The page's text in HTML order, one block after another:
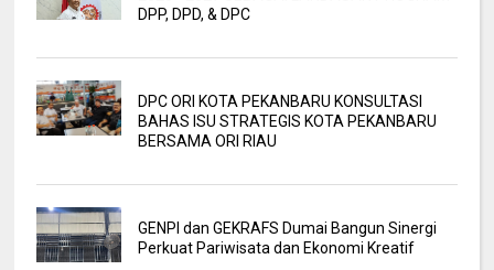
DPP, DPD, & DPC
DPC ORI KOTA PEKANBARU KONSULTASI
BAHAS ISU STRATEGIS KOTA PEKANBARU
BERSAMA ORI RIAU
GENPI dan GEKRAFS Dumai Bangun Sinergi
Perkuat Pariwisata dan Ekonomi Kreatif